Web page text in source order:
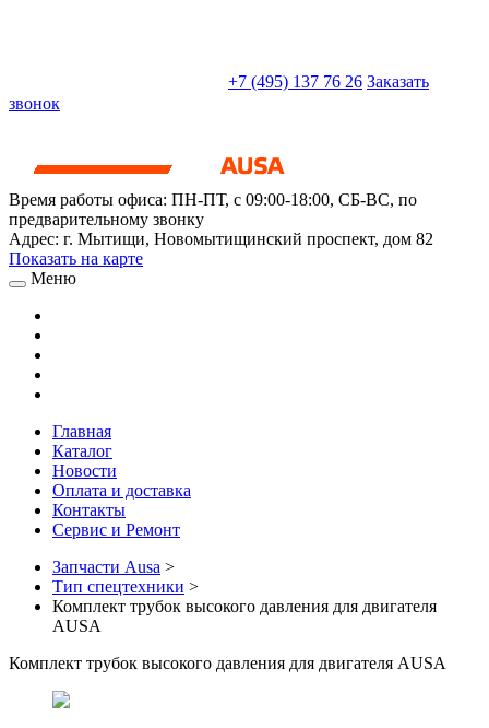
+7 (495) 137 76 26 Заказать
звонок
Время работы офиса: ПН-ПТ, с 09:00-18:00, СБ-ВС, по
предварительному звонку
Адрес: г. Мытищи, Новомытищинский проспект, дом 82
Показать на карте
Меню
Главная
Каталог
Новости
Оплата и доставка
Контакты
Сервис и Ремонт
Запчасти Ausa >
Тип спецтехники >
Комплект трубок высокого давления для двигателя
AUSA
Комплект трубок высокого давления для двигателя AUSA